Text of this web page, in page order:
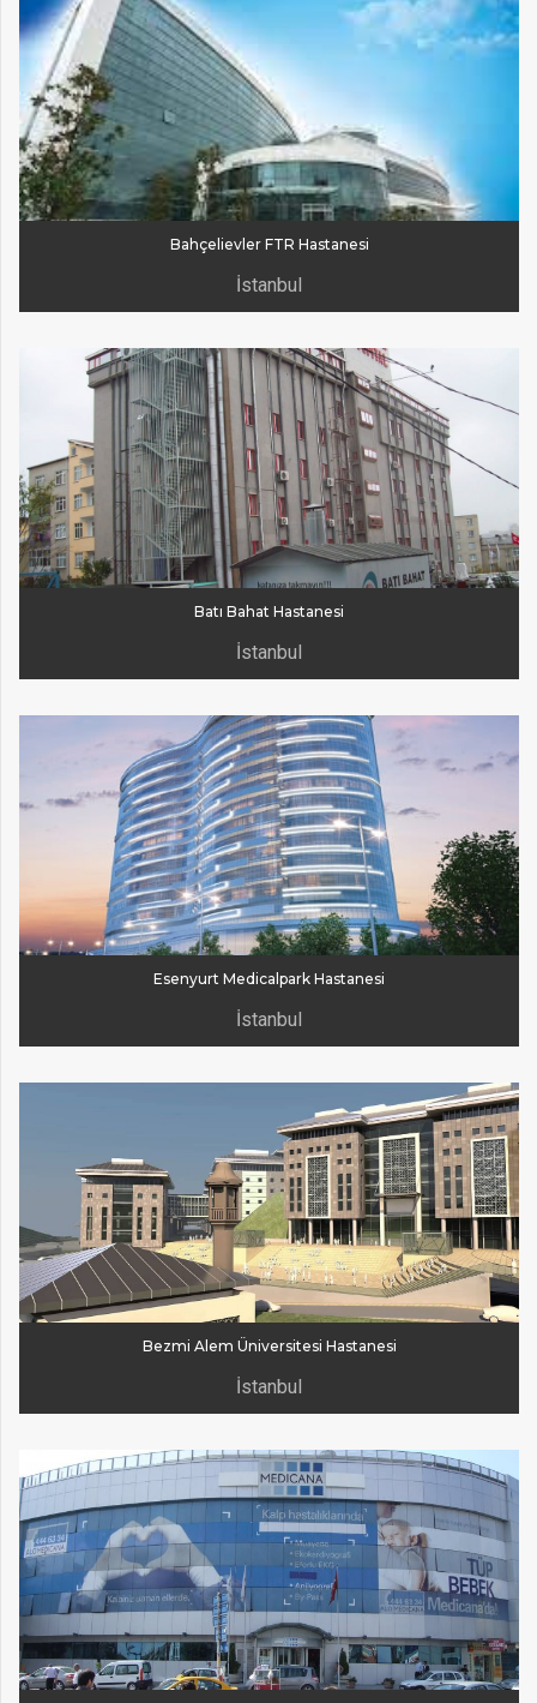
Bahçelievler FTR Hastanesi
İstanbul
Batı Bahat Hastanesi
İstanbul
Esenyurt Medicalpark Hastanesi
İstanbul
Bezmi Alem Üniversitesi Hastanesi
İstanbul